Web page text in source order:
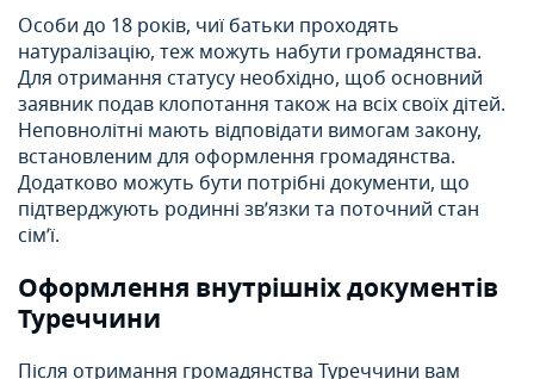
Особи до 18 років, чиї батьки проходять
натуралізацію, теж можуть набути громадянства.
Для отримання статусу необхідно, щоб основний
заявник подав клопотання також на всіх своїх дітей.
Неповнолітні мають відповідати вимогам закону,
встановленим для оформлення громадянства.
Додатково можуть бути потрібні документи, що
підтверджують родинні зв’язки та поточний стан
сім’ї.
Оформлення внутрішніх документів
Туреччини
Після отримання громадянства Туреччини вам